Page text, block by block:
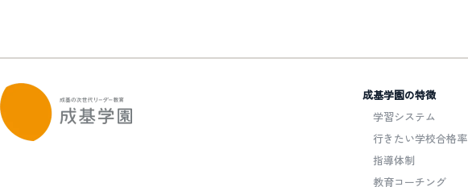
成基学園の特徴
学習システム
行きたい学校合格率
指導体制
教育コーチング